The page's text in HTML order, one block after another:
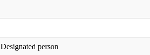
Designated person